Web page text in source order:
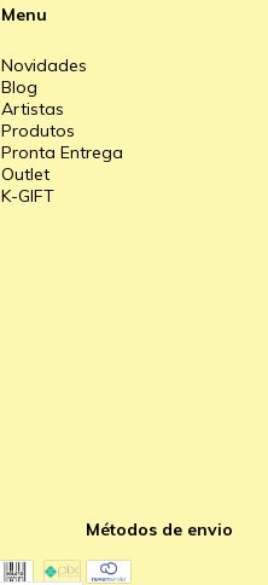
Menu
Novidades
Blog
Artistas
Produtos
Pronta Entrega
Outlet
K-GIFT
Métodos de envio